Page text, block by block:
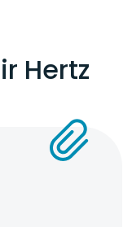
Hertz